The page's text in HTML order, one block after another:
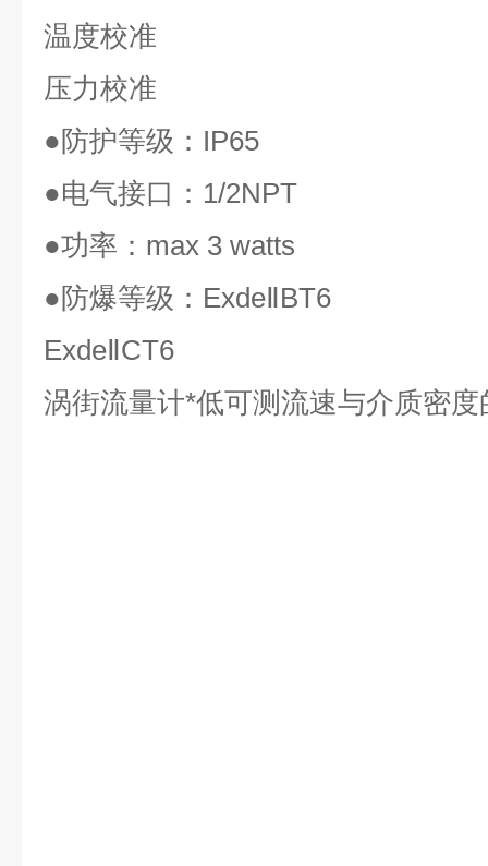
温度校准
压力校准
●防护等级： IP65
●电气接口： 1/2NPT
●功率： max 3 watts
●防爆等级： ExdeⅡBT6
ExdeⅡCT6
涡街流量计*低可测流速与介质密度